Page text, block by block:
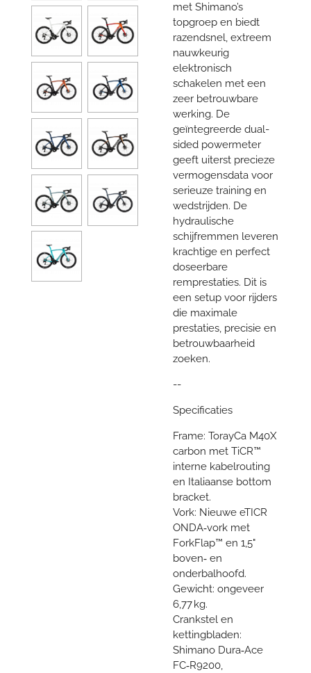
met Shimano’s
topgroep en biedt
razendsnel, extreem
nauwkeurig
elektronisch
schakelen met een
zeer betrouwbare
werking. De
geïntegreerde dual-
sided powermeter
geeft uiterst precieze
vermogensdata voor
serieuze training en
wedstrijden. De
hydraulische
schijfremmen leveren
krachtige en perfect
doseerbare
remprestaties. Dit is
een setup voor rijders
die maximale
prestaties, precisie en
betrouwbaarheid
zoeken.
--
Specificaties
Frame: TorayCa M40X
carbon met TiCR™
interne kabelrouting
en Italiaanse bottom
bracket.
Vork: Nieuwe eTICR
ONDA‑vork met
ForkFlap™ en 1,5"
boven‑ en
onderbalhoofd.
Gewicht: ongeveer
6,77 kg.
Crankstel en
kettingbladen:
Shimano Dura‑Ace
FC‑R9200,